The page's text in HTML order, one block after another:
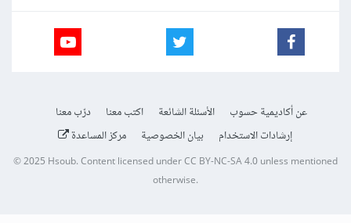
عن أكاديمية حسوب الأسئلة الشائعة اكتب معنا
درّب معنا
إرشادات الاستخدام
بيان الخصوصية مركز المساعدة
© 2025Hsoub.Content licensed underCC BY-NC-SA 4.0unless mentioned
otherwise.